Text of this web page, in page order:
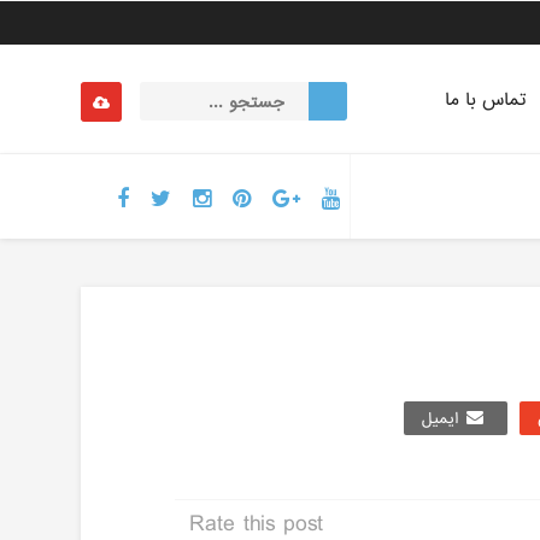
تماس با ما
ایمیل
Rate this post